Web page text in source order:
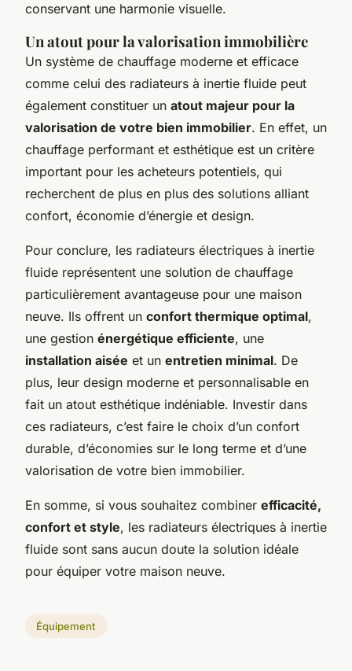
conservant une harmonie visuelle.
Un atout pour la valorisation immobilière
Un système de chauffage moderne et efficace
comme celui des radiateurs à inertie fluide peut
également constituer un atout majeur pour la
valorisation de votre bien immobilier. En effet, un
chauffage performant et esthétique est un critère
important pour les acheteurs potentiels, qui
recherchent de plus en plus des solutions alliant
confort, économie d’énergie et design.
Pour conclure, les radiateurs électriques à inertie
fluide représentent une solution de chauffage
particulièrement avantageuse pour une maison
neuve. Ils offrent un confort thermique optimal,
une gestion énergétique efficiente, une
installation aisée et un entretien minimal. De
plus, leur design moderne et personnalisable en
fait un atout esthétique indéniable. Investir dans
ces radiateurs, c’est faire le choix d’un confort
durable, d’économies sur le long terme et d’une
valorisation de votre bien immobilier.
En somme, si vous souhaitez combiner efficacité,
confort et style, les radiateurs électriques à inertie
fluide sont sans aucun doute la solution idéale
pour équiper votre maison neuve.
Équipement